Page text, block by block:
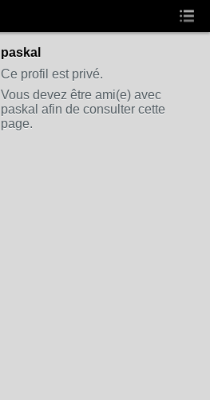
paskal
Ce profil est privé.
Vous devez être ami(e) avec
paskal afin de consulter cette
page.